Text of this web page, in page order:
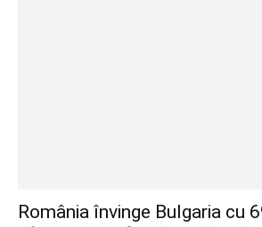
România învinge Bulgaria cu